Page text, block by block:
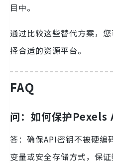
目中。
通过比较这些替代方案，
择合适的资源平台。
FAQ
问：如何保护Pexels
答：确保API密钥不被硬编
变量或安全存储方式，保